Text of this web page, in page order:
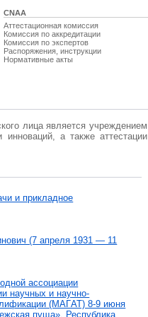
CNAA
Аттестационная комиссия
Комиссия по аккредитации
Комиссия по экспертов
Распоряжения, инструкции
Нормативные акты
лица является учреждением
инноваций, а также аттестации
и прикладное
(7 апреля 1931 — 11
ассоциации
научных и научно-
(МАГAT) 8-9 июня
пуща», Республика